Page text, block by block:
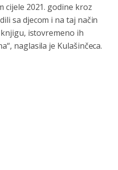
2021. godine kroz
sa djecom i na taj način
istovremeno ih
naglasila je Kulašinčeca.